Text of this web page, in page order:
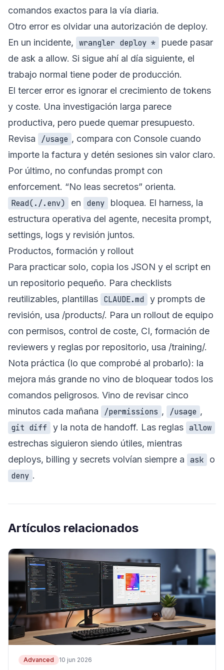
comandos exactos para la vía diaria.
Otro error es olvidar una autorización de deploy.
En un incidente, wrangler deploy *
puede pasar
de ask a allow. Si sigue ahí al día siguiente, el
trabajo normal tiene poder de producción.
El tercer error es ignorar el crecimiento de tokens
y coste. Una investigación larga parece
productiva, pero puede quemar presupuesto.
Revisa
/usage , compara con Console cuando
importe la factura y detén sesiones sin valor claro.
Por último, no confundas prompt con
enforcement. “No leas secretos” orienta.
Read(./.env)
en deny
bloquea. El harness, la
estructura operativa del agente, necesita prompt,
settings, logs y revisión juntos.
Productos, formación y rollout
Para practicar solo, copia los JSON y el script en
un repositorio pequeño. Para checklists
reutilizables, plantillas CLAUDE.md
y prompts de
revisión, usa /products/. Para un rollout de equipo
con permisos, control de coste, CI, formación de
reviewers y reglas por repositorio, usa /training/.
Nota práctica (lo que comprobé al probarlo): la
mejora más grande no vino de bloquear todos los
comandos peligrosos. Vino de revisar cinco
minutos cada mañana
/permissions , /usage ,
git diff
y la nota de handoff. Las reglas allow
estrechas siguieron siendo útiles, mientras
deploys, billing y secrets volvían siempre a ask
o
deny .
Artículos relacionados
Advanced 10 jun 2026